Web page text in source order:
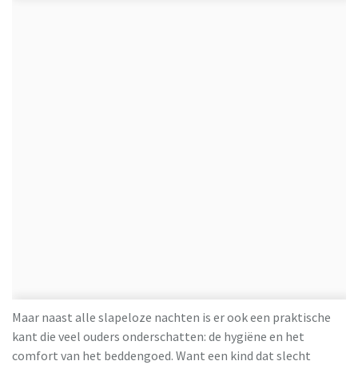
Maar naast alle slapeloze nachten is er ook een praktische
kant die veel ouders onderschatten: de hygiëne en het
comfort van het beddengoed. Want een kind dat slecht